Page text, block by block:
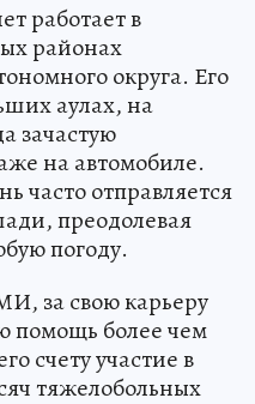
работает в
районах
округа. Его
аулах, на
зачастую
на автомобиле.
часто отправляется
преодолевая
погоду.
за свою карьеру
помощь более чем
счету участие в
тяжелобольных